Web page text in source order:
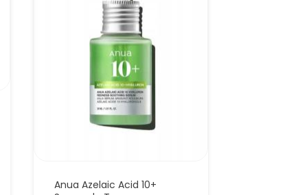
Anua Azelaic Acid 10+